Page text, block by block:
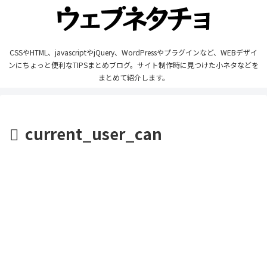
CSSやHTML、javascriptやjQuery、WordPressやプラグインなど、WEBデザイ
ンにちょっと便利なTIPSまとめブログ。サイト制作時に見つけた小ネタなどを
まとめて紹介します。
current_user_can